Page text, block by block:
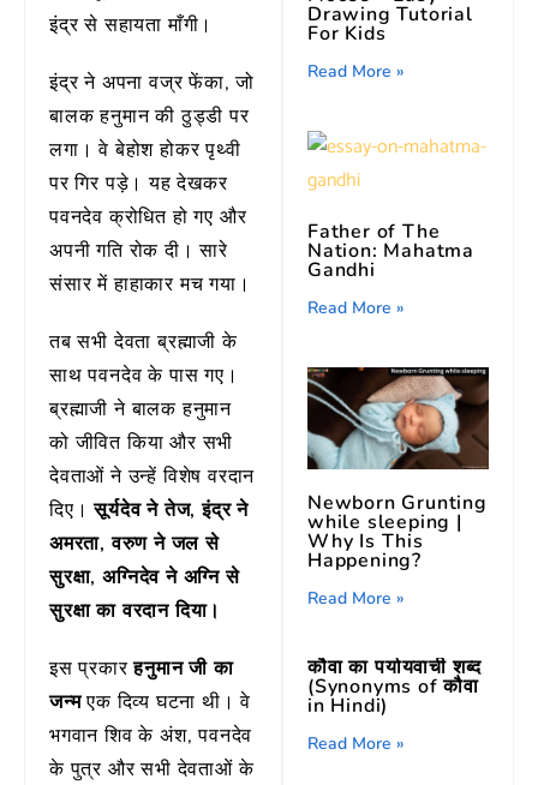
इंद्र से सहायता माँगी।
इंद्र ने अपना वज्र फेंका, जो
बालक हनुमान की ठुड्डी पर
लगा। वे बेहोश होकर पृथ्वी
पर गिर पड़े। यह देखकर
पवनदेव क्रोधित हो गए और
अपनी गति रोक दी। सारे
संसार में हाहाकार मच गया।
तब सभी देवता ब्रह्माजी के
साथ पवनदेव के पास गए।
ब्रह्माजी ने बालक हनुमान
को जीवित किया और सभी
देवताओं ने उन्हें विशेष वरदान
दिए।सूर्यदेव ने तेज, इंद्र ने
अमरता, वरुण ने जल से
सुरक्षा, अग्निदेव ने अग्नि से
सुरक्षा का वरदान दिया।
इस प्रकारहनुमान जी का
जन्मएक दिव्य घटना थी। वे
भगवान शिव के अंश, पवनदेव
के पुत्र और सभी देवताओं के
Drawing Tutorial
For Kids
Read More »
Father of The
Nation: Mahatma
Gandhi
Read More »
Newborn Grunting
while sleeping |
Why Is This
Happening?
Read More »
कौवा का पर्यायवाची शब्द
(Synonyms of कौवा
in Hindi)
Read More »